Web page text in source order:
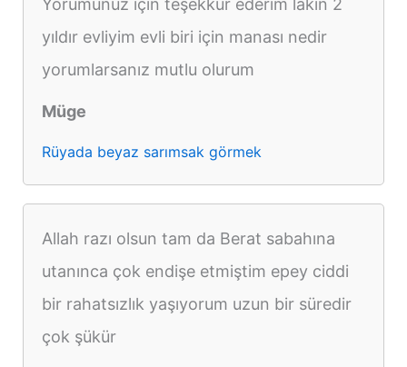
Yorumunuz için teşekkür ederim lakin 2
yıldır evliyim evli biri için manası nedir
yorumlarsanız mutlu olurum
Müge
Rüyada beyaz sarımsak görmek
Allah razı olsun tam da Berat sabahına
utanınca çok endişe etmiştim epey ciddi
bir rahatsızlık yaşıyorum uzun bir süredir
çok şükür